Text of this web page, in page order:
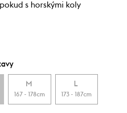
s horskými koly
M
167 - 178cm
L
173 - 187cm